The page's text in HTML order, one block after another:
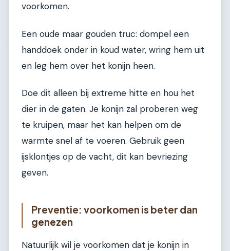
voorkomen.
Een oude maar gouden truc: dompel een
handdoek onder in koud water, wring hem uit
en leg hem over het konijn heen.
Doe dit alleen bij extreme hitte en hou het
dier in de gaten. Je konijn zal proberen weg
te kruipen, maar het kan helpen om de
warmte snel af te voeren. Gebruik geen
ijsklontjes op de vacht, dit kan bevriezing
geven.
Preventie: voorkomen is beter dan
genezen
Natuurlijk wil je voorkomen dat je konijn in